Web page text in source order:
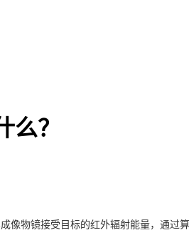
？
物镜接受目标的红外辐射能量，通过